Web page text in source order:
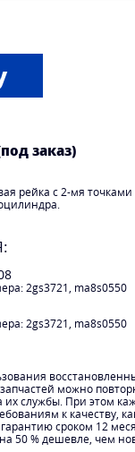
заказ)
рейка с 2-мя
2gs3721, ma8s0550
2gs3721, ma8s0550
можно
их службы. При этом
к качеству,
сроком 12
на 50 % дешевле, чем